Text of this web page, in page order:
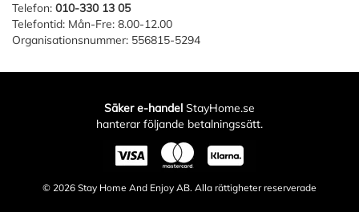
Telefon: 010-330 13 05
Telefontid: Mån-Fre: 8.00-12.00
Organisationsnummer: 556815-5294
Säker e-handel StayHome.se
hanterar följande betalningssätt.
© 2026 Stay Home And Enjoy AB. Alla rättigheter reserverade